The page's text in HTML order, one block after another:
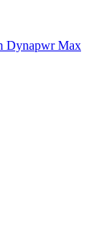
Dynapwr Max